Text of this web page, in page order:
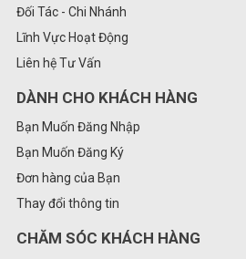
Đối Tác - Chi Nhánh
Lĩnh Vực Hoạt Động
Liên hệ Tư Vấn
DÀNH CHO KHÁCH HÀNG
Bạn Muốn Đăng Nhập
Bạn Muốn Đăng Ký
Đơn hàng của Bạn
Thay đổi thông tin
CHĂM SÓC KHÁCH HÀNG